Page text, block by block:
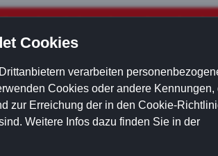
Als
Jede Spende hilft uns, unsere Hunde
Cookies
verarbeiten
Cookies oder andere Kennungen,
zur Erreichung der in den Cookie-
Weitere Infos dazu finden Sie in der